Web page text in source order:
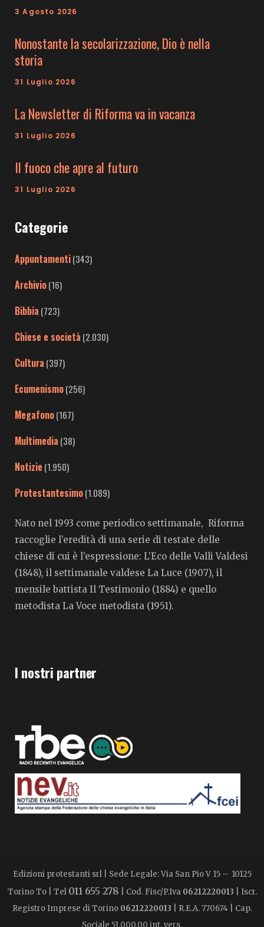
3 Agosto 2026
Nonostante la secolarizzazione, Dio è nella
storia
31 Luglio 2026
La Newsletter di Riforma va in vacanza
31 Luglio 2026
Il fuoco che apre al futuro
31 Luglio 2026
Categorie
Appuntamenti(343)
Archivio(16)
Bibbia (723)
Chiese e società (2.030)
Cultura (397)
Ecumenismo(256)
Megafono(167)
Multimedia (38)
Notizie (1.950)
Protestantesimo(1.089)
Nato nel 1993 come periodico settimanale, Riforma
raccoglie l’eredità di una serie di testate delle
chiese di cui è l’espressione: L’Eco delle Valli Valdesi
(1848), il settimanale valdese La Luce (1907), il
mensile battista Il Testimonio (1884) e quello
metodista La Voce metodista (1951).
I nostri partner
Edizioni protestanti srl | Sede Legale: Via San Pio V 15 – 10125
Torino To | Tel 011 655 278 | Cod. Fisc/P.Iva 06212220013 | Iscr.
Registro Imprese di Torino 06212220013 | R.E.A. 770674 | Cap.